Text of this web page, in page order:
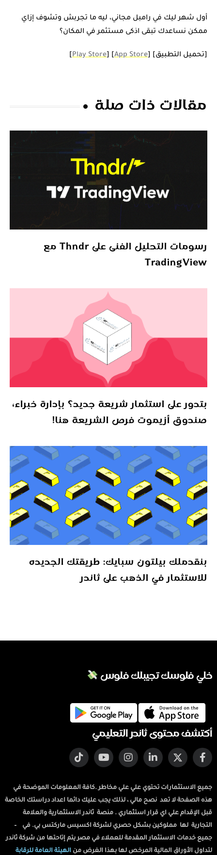
أول شهر ليك في رامبل مجاني، ليه ما تجربش وتشوف إزاي
ممكن نساعدك تبقى اذكى مستثمر في المكان؟
[تحميل التطبيق] [App Store
] [
Play Store
]
مقالات ذات صلة
رسومات التحليل الفنى على Thndr مع
TradingView
بتدور على استثمار شريعة جديد؟ بإدارة خبراء،
صندوق أزيموت فرص الشريعة هنا!
بنقدملك بيلتون سبايك: طريقتك الجديده
للاستثمار في الذهب على ثاندر
خلي فلوسك تجيبلك فلوس
أكتشف محتوى ثاندر التعليمي
جميع الاستثمارات تحتوي علي علي مخاطر .كافة المعلومات الموضحة في
هذه الصفحة لا تعد نصح مالي ، لذلك يجب عليك دائما اعداد دراستك الخاصة
قبل الإقدام علي اي قرار استثماري . منصة ثاندر الاستثمارية والعلامة
التجارية لها مملوكين بشكل حصري لشركة اكسيس ماركتس بي. في –
جميع خدمات الاستثمار المقدمة للعملاء في مصر يتم إتاحتها من شركة ثاندر
لتداول الأوراق المالية المرخص لها بهذا الغرض من الهيئة العامة للرقابة